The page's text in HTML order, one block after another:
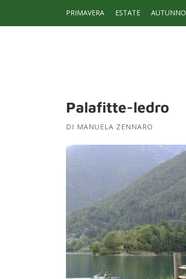
PRIMAVERA ESTATE AUTUNNO
Palafitte-ledro
DI MANUELA ZENNARO